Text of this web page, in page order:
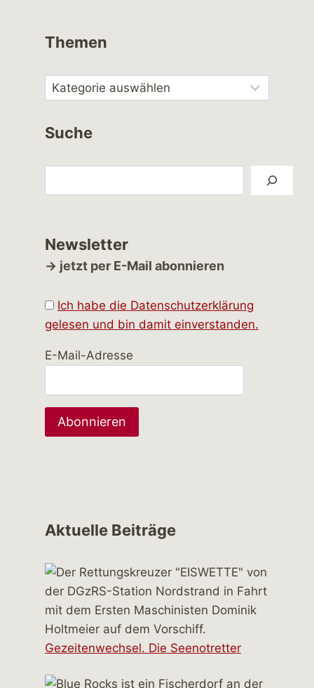
Themen
Suche
Newsletter
→ jetzt per E-Mail abonnieren
Ich habe die Datenschutzerklärung
gelesen und bin damit einverstanden.
E-Mail-Adresse
Aktuelle Beiträge
Gezeitenwechsel. Die Seenotretter